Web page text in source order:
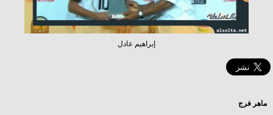
إبراهيم عادل
ماهر فرج